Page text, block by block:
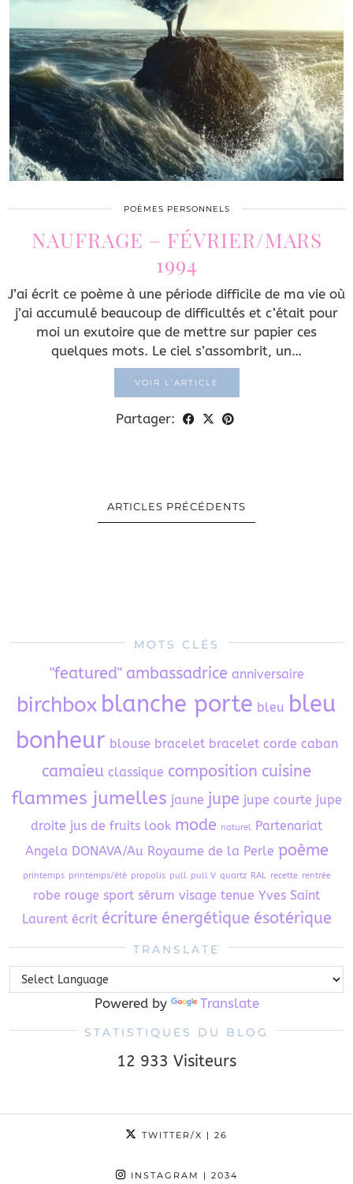
POÈMES PERSONNELS
NAUFRAGE – FÉVRIER/MARS
1994
J’ai écrit ce poème à une période difficile de ma vie où
j’ai accumulé beaucoup de difficultés et c’était pour
moi un exutoire que de mettre sur papier ces
quelques mots. Le ciel s’assombrit, un…
VOIR L’ARTICLE
Partager:
ARTICLES PRÉCÉDENTS
MOTS CLÉS
"featured" ambassadrice anniversaire
birchbox blanche porte bleu bleu
bonheur blouse bracelet bracelet corde caban
camaieu classique composition cuisine
flammes jumelles jaune jupe jupe courte jupe
droite jus de fruits look mode naturel
Partenariat
Angela DONAVA/Au Royaume de la Perle poème
printemps printemps/été propolis pull pull V quartz RAL recette rentrée
robe rouge sport sérum visage tenue Yves Saint
Laurent écrit écriture énergétique ésotérique
TRANSLATE
Powered by Translate
STATISTIQUES DU BLOG
12 933 Visiteurs
TWITTER/X | 26
INSTAGRAM | 2034